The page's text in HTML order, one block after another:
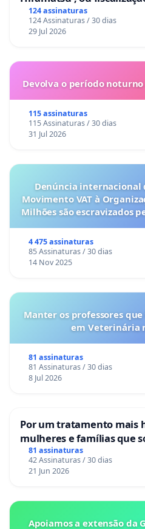
124 assinaturas
124 Assinaturas / 30 dias
29 Jul 2026
Devolva o período
115 assinaturas
115 Assinaturas / 30 dias
31 Jul 2026
Denúncia internacional
Movimento VAT à
Milhões são escravizados
4 475 assinaturas
85 Assinaturas / 30 dias
14 Nov 2025
Manter os professores
em Veterinária
81 assinaturas
81 Assinaturas / 30 dias
8 Jul 2026
Por um tratamento mais
mulheres e famílias que
gestacional nos hospitais
81 assinaturas
42 Assinaturas / 30 dias
21 Jun 2026
Apoiamos a extensão da